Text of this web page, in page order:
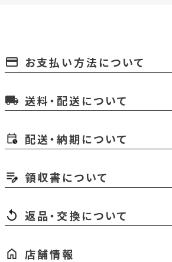
payment お支払い方法について
local_shipping 送料・配送について
配送・納期について
領収書について
返品・交換について
店舗情報